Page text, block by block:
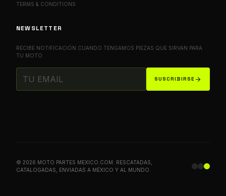
TERMS & CONDITIONS
NEWSLETTER
RECIBE NOTIFICACIÓN CUANDO TENGAMOS PIEZAS QUE SIRVAN PARA
TU MOTO.
SUSCRIBIRSE arrow_forward
© 2026 MOTO PARTES MEXICO.COM. RESCATADAS,
CATALOGADAS, ENVIADAS A MÉXICO Y AL MUNDO.